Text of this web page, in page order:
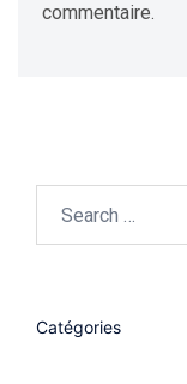
commentaire.
Catégories